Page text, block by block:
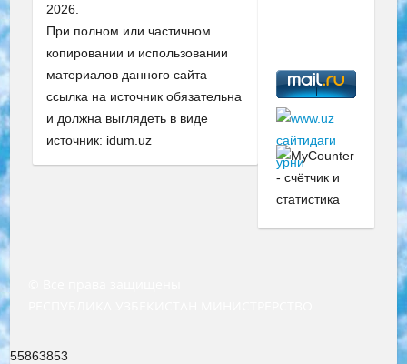
2026.
При полном или частичном
копировании и использовании
материалов данного сайта
ссылка на источник обязательна
и должна выглядеть в виде
источник: idum.uz
55863853